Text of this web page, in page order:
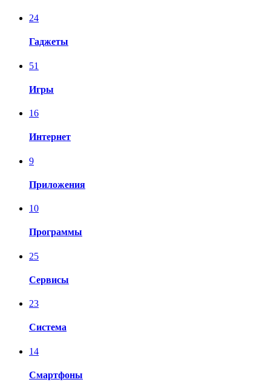
24
Гаджеты
51
Игры
16
Интернет
9
Приложения
10
Программы
25
Сервисы
23
Система
14
Смартфоны